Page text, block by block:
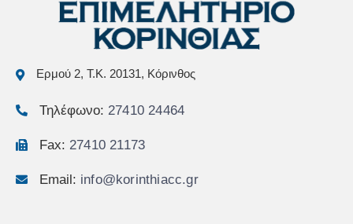
Ερμού 2, Τ.Κ. 20131, Κόρινθος
Τηλέφωνο: 27410 24464
Fax: 27410 21173
Email: info@korinthiacc.gr